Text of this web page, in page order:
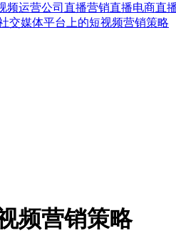
频运营公司 直播营销直播电商直
交媒体平台上的短视频营销策略
频营销策略